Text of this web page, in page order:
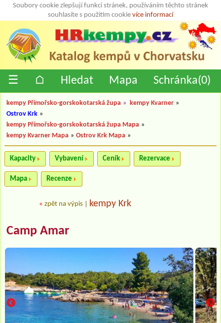
Soubory cookie zlepšují funkci stránek, používáním těchto stránek
souhlasíte s použitím cookie více informací
☰ ⌂ Hledat Mapa Schránka(0)
kempy Přímořsko-gorskokotarská župa » kempy Kvarner »
Ostrov Krk »
kempy Přímořsko-gorskokotarská župa Mapa »
kempy Kvarner Mapa » Ostrov Krk Mapa »
Kapacity Vybavení Ceník Rezervace
Mapa Recenze
« zpět na výpis kempy Krk
Camp Amar